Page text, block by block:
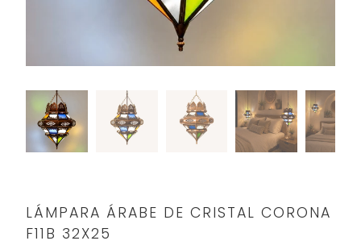
LÁMPARA ÁRABE DE CRISTAL CORONA
F11B 32X25